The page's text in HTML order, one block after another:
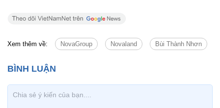
Xem thêm về: NovaGroup Novaland Bùi Thành Nhơn